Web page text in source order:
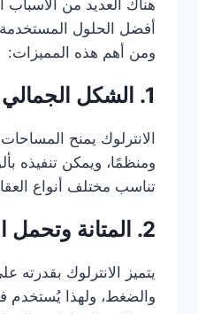
هناك العديد من الأسباب
أفضل الحلول
ومن أهم هذه المميزات:
1. الشكل الجمالي الأنيق
الانترلوك يمنح
ومنظمًا، ويمكن تنفيذه
تناسب مختلف أنواع
2. المتانة وتحمل الاستخدام
يتميز الانترلوك بقدرته
والضغط، ولهذا يُستخدم